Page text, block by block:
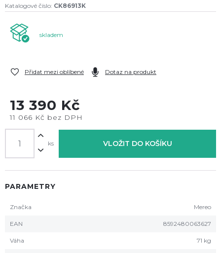
Katalogové číslo: CK86913K
skladem
Přidat mezi oblíbené Dotaz na produkt
13 390 Kč
11 066 Kč bez DPH
ks VLOŽIT DO KOŠÍKU
PARAMETRY
Značka Mereo
EAN 8592480063627
Váha 71 kg